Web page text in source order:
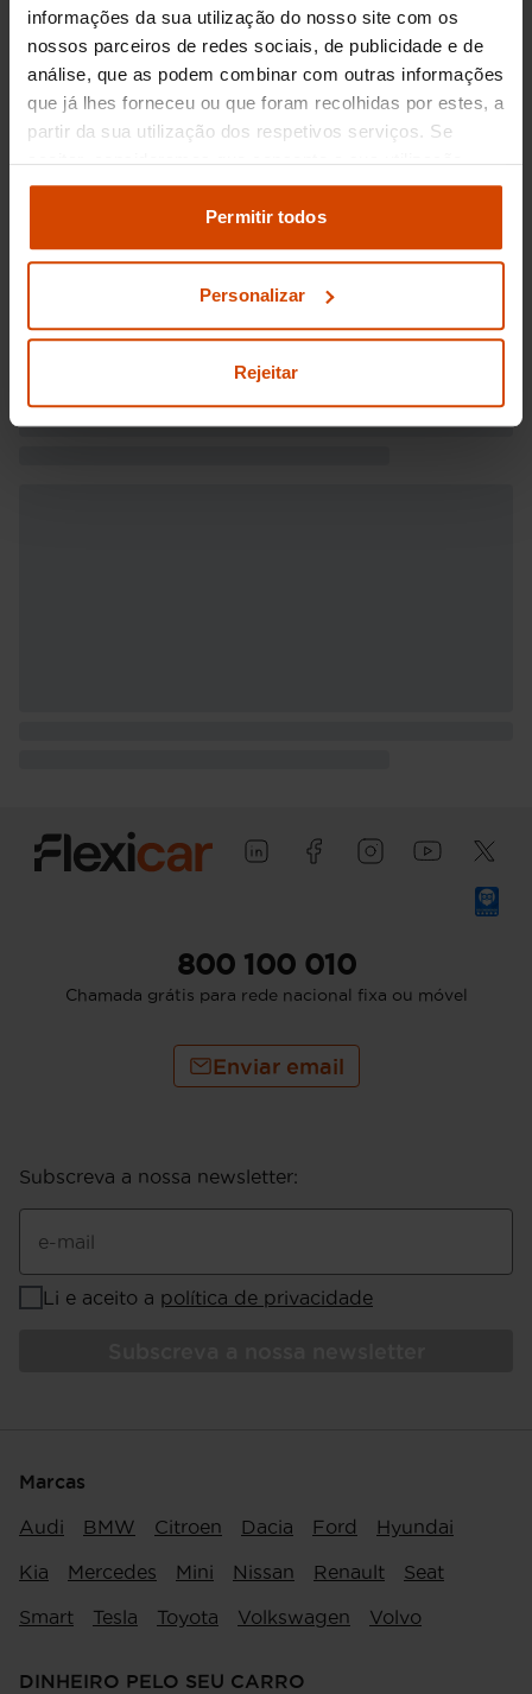
informações da sua utilização do nosso site com os
nossos parceiros de redes sociais, de publicidade e de
análise, que as podem combinar com outras informações
que já lhes forneceu ou que foram recolhidas por estes, a
partir da sua utilização dos respetivos serviços. Se
aceitar, consideramos que consente a sua utilização.
Pode modificar as suas opções de consentimento e
definições de cookies
definições e saber mais na nossapolítica de
Permitir todos
Personalizar
Rejeitar
800 100 010
Chamada grátis para rede nacional fixa ou móvel
Enviar email
Subscreva a nossa newsletter:
e-mail
Li e aceito a política de privacidade
Marcas
Audi BMW Citroen Dacia Ford Hyundai
Kia Mercedes Mini Nissan Renault Seat
Smart Tesla Toyota Volkswagen Volvo
DINHEIRO PELO SEU CARRO